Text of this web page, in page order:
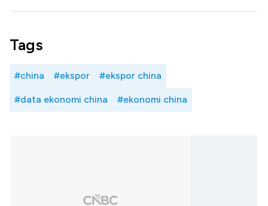
Tags
#china #ekspor #ekspor china
#data ekonomi china #ekonomi china